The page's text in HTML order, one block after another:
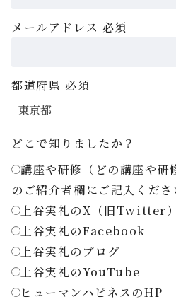
メールアドレス 必須
都道府県 必須
どこで知りましたか？
講座や研修（どの講座や研
のご紹介者欄にご記入くださ
上谷実礼のX（旧Twitter）
上谷実礼のFacebook
上谷実礼のブログ
上谷実礼のYouTube
ヒューマンハピネスのHP